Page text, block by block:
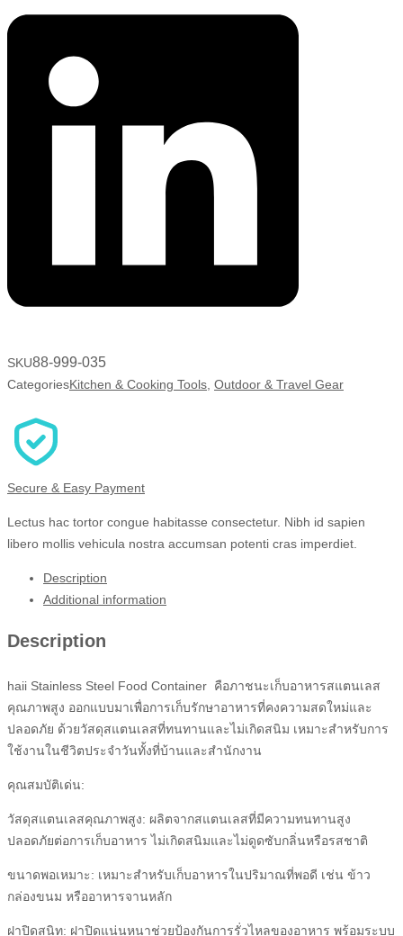
SKU88-999-035
CategoriesKitchen & Cooking Tools Outdoor & Travel Gear
Secure & Easy Payment
Lectus hac tortor congue habitasse consectetur. Nibh id sapien
libero mollis vehicula nostra accumsan potenti cras imperdiet.
Description
Additional information
Description
haii Stainless Steel Food Container คือภาชนะเก็บอาหารสแตนเลส
คุณภาพสูง ออกแบบมาเพื่อการเก็บรักษาอาหารที่คงความสดใหม่และ
ปลอดภัย ด้วยวัสดุสแตนเลสที่ทนทานและไม่เกิดสนิม เหมาะสำหรับการ
ใช้งานในชีวิตประจำวันทั้งที่บ้านและสำนักงาน
คุณสมบัติเด่น:
วัสดุสแตนเลสคุณภาพสูง: ผลิตจากสแตนเลสที่มีความทนทานสูง
ปลอดภัยต่อการเก็บอาหาร ไม่เกิดสนิมและไม่ดูดซับกลิ่นหรือรสชาติ
ขนาดพอเหมาะ: เหมาะสำหรับเก็บอาหารในปริมาณที่พอดี เช่น ข้าว
กล่องขนม หรืออาหารจานหลัก
ฝาปิดสนิท: ฝาปิดแน่นหนาช่วยป้องกันการรั่วไหลของอาหาร พร้อมระบบ